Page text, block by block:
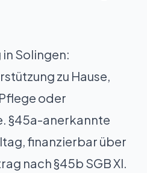
Solingen:
zu Hause,
oder
§45a-anerkannte
finanzierbar über
nach §45b SGB XI.